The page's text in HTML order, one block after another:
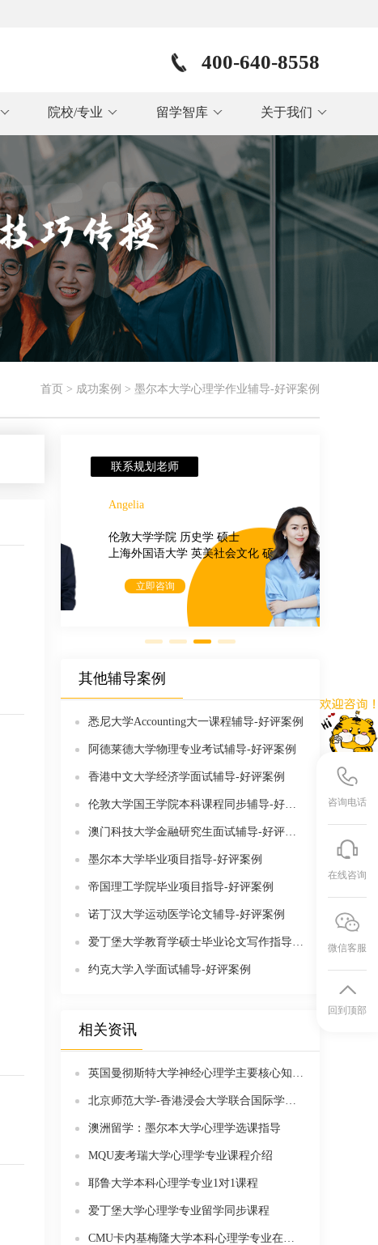
400-640-8558
院校/专业 留学智库 关于我们
首页 > 成功案例 > 墨尔本大学心理学作业辅导-好评案例
联系规划老师
Angelia
伦敦大学学院 历史学 硕士
上海外国语⼤学 英美社会⽂化 硕士
立即咨询
其他辅导案例
悉尼大学Accounting大一课程辅导-好评案例
阿德莱德大学物理专业考试辅导-好评案例
香港中文大学经济学面试辅导-好评案例
伦敦大学国王学院本科课程同步辅导-好评案例
澳门科技大学金融研究生面试辅导-好评案例
墨尔本大学毕业项目指导-好评案例
帝国理工学院毕业项目指导-好评案例
诺丁汉大学运动医学论文辅导-好评案例
爱丁堡大学教育学硕士毕业论文写作指导-好评案例
约克大学入学面试辅导-好评案例
相关资讯
英国曼彻斯特大学神经心理学主要核心知识内容
北京师范大学-香港浸会大学联合国际学院应用心理学课程
澳洲留学：墨尔本大学心理学选课指导
MQU麦考瑞大学心理学专业课程介绍
耶鲁大学本科心理学专业1对1课程
爱丁堡大学心理学专业留学同步课程
CMU卡内基梅隆大学本科心理学专业在线课程
咨询电话
在线咨询
微信客服
回到顶部